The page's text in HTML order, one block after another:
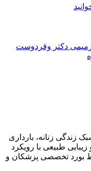
دکتر وقردوست
زندگی زنانه، بارداری
طبیعی با رویکرد
بورد تخصصی پزشکان و